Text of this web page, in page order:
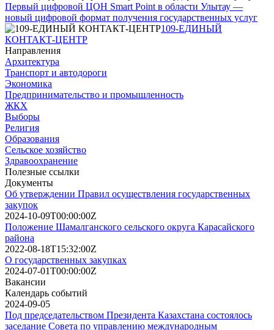
Первый цифровой ЦОН Smart Point в области Улытау —
новый цифровой формат получения государственных услуг
109-ЕДИНЫЙ
КОНТАКТ-ЦЕНТР
Направления
Архитектура
Транспорт и автодороги
Экономика
Предпринимательство и промышленность
ЖКХ
Выборы
Религия
Образования
Сельское хозяйство
Здравоохранение
Полезные ссылки
Документы
Об утверждении Правил осуществления государственных
закупок
2024-10-09T00:00:00Z
Положение Шамалганского сельского округа Карасайского
района
2022-08-18T15:32:00Z
О государственных закупках
2024-07-01T00:00:00Z
Вакансии
Календарь событий
2024-09-05
Под председательством Президента Казахстана состоялось
заседание Совета по управлению международным